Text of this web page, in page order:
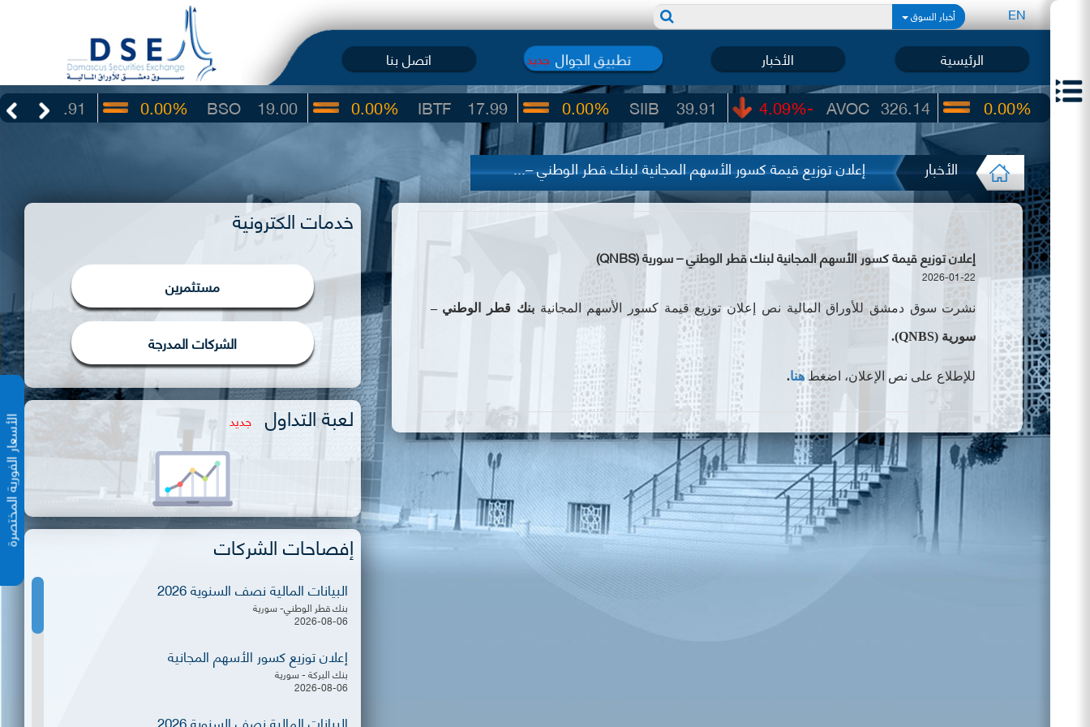
EN أخبار السوق
الرئيسية الأخبار تطبيق الجوال جديد اتصل بنا
19.00
BSO
0.00% 17.99
IBTF
0.00% 39.91
SIIB
0.00% 326.14
AVOC
-4.09% 22.65
UIC
0.00%
الأخبار إعلان توزيع قيمة كسور الأسهم المجانية لبنك قطر الوطني –...
الأسعار
إعلان توزيع قيمة كسور الأسهم المجانية لبنك قطر الوطني – سورية (QNBS)
2026-01-22
نشرت سوق دمشق للأوراق المالية نص إعلان توزيع قيمة كسور الأسهم المجانيةبنك قطر الوطني –
سورية (QNBS
).
للإطلاع على نص الإعلان، اضغط هنا.
خدمات الكترونية
مستثمرين
الشركات المدرجة
لعبة التداول جديد
إفصاحات الشركات
البيانات المالية نصف السنوية 2026
بنك قطر الوطني- سورية
2026-08-06
إعلان توزيع كسور الأسهم المجانية
بنك البركة - سورية
2026-08-06